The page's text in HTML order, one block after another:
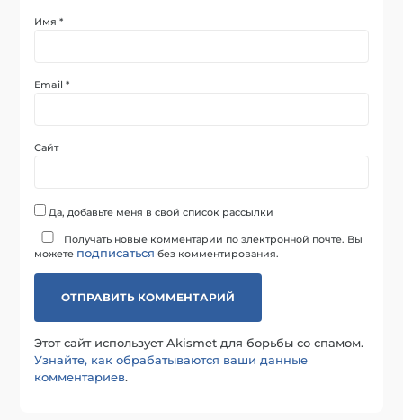
Имя*
Email*
Сайт
Да, добавьте меня в свой список рассылки
Получать новые комментарии по электронной почте. Вы
можете подписаться без комментирования.
Этот сайт использует Akismet для борьбы со спамом.
Узнайте, как обрабатываются ваши данные
комментариев.